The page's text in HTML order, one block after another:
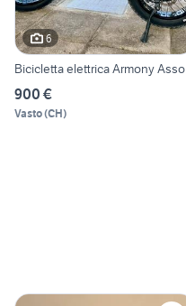
6
Bicicletta elettrica Armony Asso
900 €
Vasto(CH)